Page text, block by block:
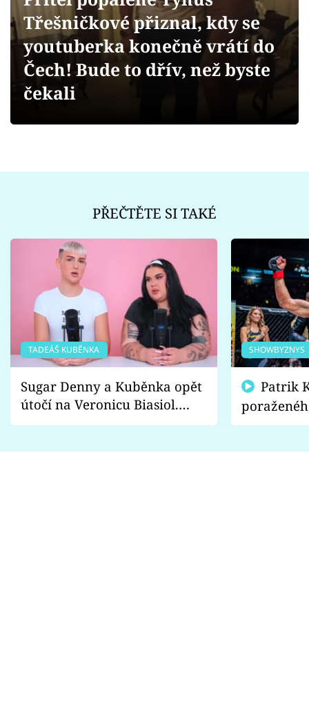
Videa
Sledujte prima+
Třešničkové přiznal, kdy se
youtuberka konečně vrátí do
Čech! Bude to dřív, než byste
čekali
PŘEČTĚTE SI TAKÉ
TADEÁŠ KUBĚNKA
Sugar Denny a Kuběnka opět
útočí na Veronicu Biasiol.
Proč je podle nich falešná a
SHOWBYZNYS
fanoušci